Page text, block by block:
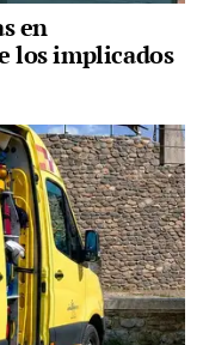
en
los implicados